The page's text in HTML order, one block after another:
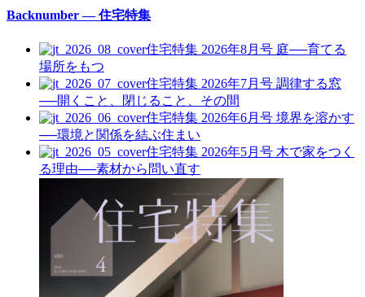
Backnumber — 住宅特集
住宅特集 2026年8月号 庭──育てる
場所をもつ
住宅特集 2026年7月号 調律する窓
──開くこと、閉じること、その間
住宅特集 2026年6月号 境界を溶かす
──環境と関係を結ぶ住まい
住宅特集 2026年5月号 木で家をつく
る理由──素材から問い直す